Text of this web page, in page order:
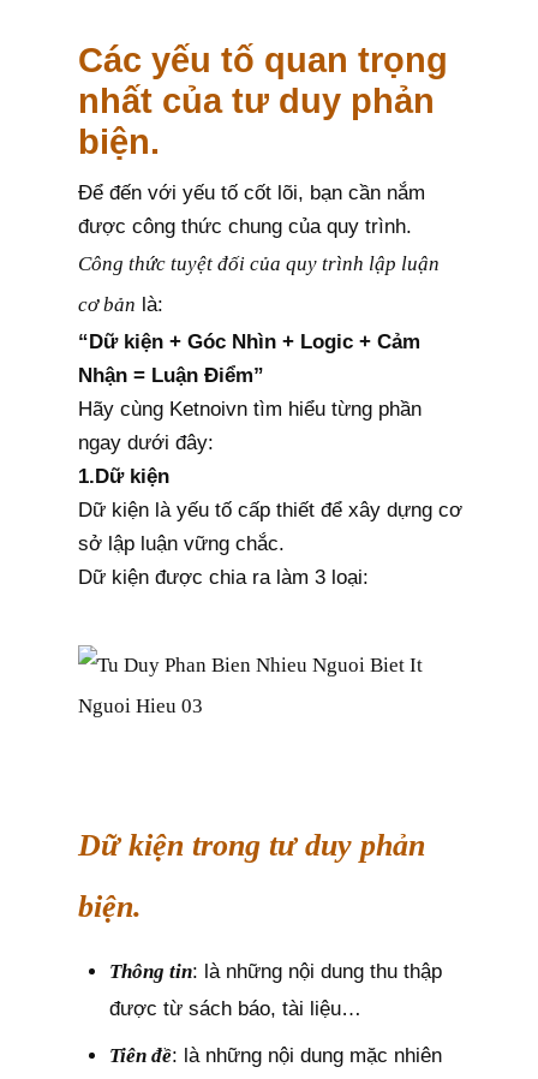
Các yếu tố quan trọng
nhất của tư duy phản
biện.
Để đến với yếu tố cốt lõi, bạn cần nắm
được công thức chung của quy trình.
Công thức tuyệt đối của quy trình lập luận
cơ bản là:
“Dữ kiện + Góc Nhìn + Logic + Cảm
Nhận = Luận Điểm”
Hãy cùng Ketnoivn tìm hiểu từng phần
ngay dưới đây:
1.Dữ kiện
Dữ kiện là yếu tố cấp thiết để xây dựng cơ
sở lập luận vững chắc.
Dữ kiện được chia ra làm 3 loại:
Dữ kiện trong tư duy phản
biện.
Thông tin: là những nội dung thu thập
được từ sách báo, tài liệu…
Tiên đề: là những nội dung mặc nhiên